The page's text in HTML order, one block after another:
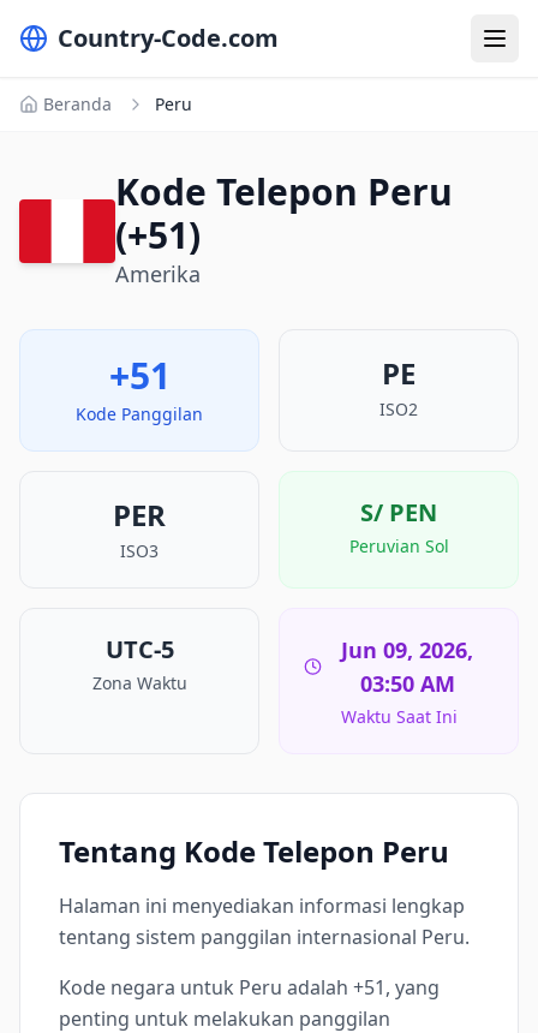
Country-Code.com
Beranda Peru
Kode Telepon Peru
(+51)
Amerika
+51
Kode Panggilan
PE
ISO2
PER
ISO3
S/ PEN
Peruvian Sol
UTC-5
Zona Waktu
Jun 09, 2026,
03:50 AM
Waktu Saat Ini
Tentang Kode Telepon Peru
Halaman ini menyediakan informasi lengkap
tentang sistem panggilan internasional Peru.
Kode negara untuk Peru adalah +51, yang
penting untuk melakukan panggilan